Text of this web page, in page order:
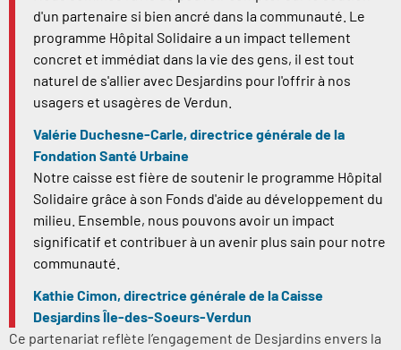
d'un partenaire si bien ancré dans la communauté. Le
programme Hôpital Solidaire a un impact tellement
concret et immédiat dans la vie des gens, il est tout
naturel de s'allier avec Desjardins pour l'offrir à nos
usagers et usagères de Verdun.
Valérie Duchesne-Carle, directrice générale de la
Fondation Santé Urbaine
Notre caisse est fière de soutenir le programme Hôpital
Solidaire grâce à son Fonds d'aide au développement du
milieu. Ensemble, nous pouvons avoir un impact
significatif et contribuer à un avenir plus sain pour notre
communauté.
Kathie Cimon, directrice générale de la Caisse
Desjardins Île-des-Soeurs-Verdun
Ce partenariat reflète l’engagement de Desjardins envers la